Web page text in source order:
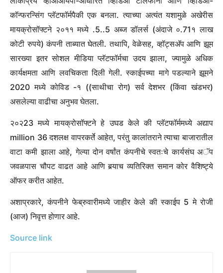
वापरकर्त्यांकडे असे करण्यासाठी जानेवारी 2026 पर्यंत आहे, त्यानंतर
त्यांचा डेटा हटविला जाईल.
तथापि, स्काईप वापरकर्ते आणि कार्यसंघ कार्य किंवा शाळा खाती यांच्यातील
चॅट्स स्थलांतरित होणार नाहीत, असे कंपनीचे म्हणणे आहे. पुढे, स्काईप
क्रेडिट आणि सदस्यता यासह सशुल्क स्काईप वैशिष्ट्ये यापुढे ग्राहकांना
ऑफर केली जाणार नाहीत.
स्काईप बंद का आहे
स्काईप 2003 मध्ये लाँच करण्यात आला आणि लवकरच जगातील सर्वात
लोकप्रिय व्हीओआयपी-आधारित व्हिडिओ टेलिफोनी आणि व्हिडिओ-
कॉन्फरन्सिंग प्लॅटफॉर्मपैकी एक बनला. त्याच्या अत्यंत यशामुळे अखेरीस
मायक्रोसॉफ्टने २०११ मध्ये .5..5 अब्ज डॉलर्स (अंदाजे ०.71१ लाख
कोटी रुपये) कंपनी ताब्यात घेतली. तथापि, वेळेसह, व्हॉट्सअ‍ॅप आणि झूम
सारख्या इतर सोशल मीडिया प्लॅटफॉर्मचा उदय झाला, ज्यामुळे अधिक